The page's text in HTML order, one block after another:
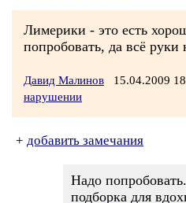
Лимерики - это есть
попробовать, да всё руки
Давид Малинов 15.04.2009
нарушении
+ добавить замечания
Надо
подборка для